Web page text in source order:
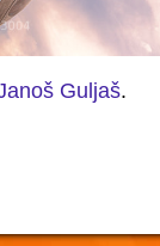
Guljaš.